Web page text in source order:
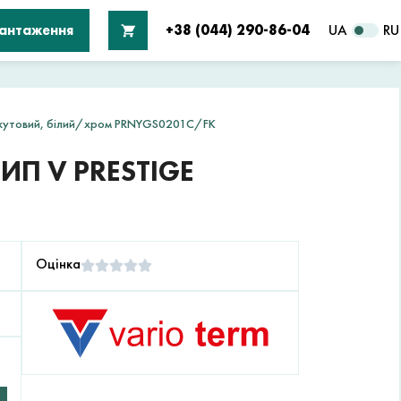
+38 (044) 290-86-04 UA RU
білий/хром PRNYGS0201C/FK
V PRESTIGE
Оцінка